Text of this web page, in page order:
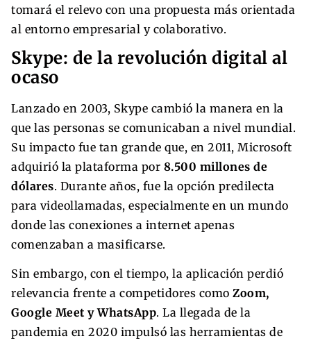
tomará el relevo con una propuesta más orientada
al entorno empresarial y colaborativo.
Skype: de la revolución digital al
ocaso
Lanzado en 2003, Skype cambió la manera en la
que las personas se comunicaban a nivel mundial.
Su impacto fue tan grande que, en 2011, Microsoft
adquirió la plataforma por 8.500 millones de
dólares. Durante años, fue la opción predilecta
para videollamadas, especialmente en un mundo
donde las conexiones a internet apenas
comenzaban a masificarse.
Sin embargo, con el tiempo, la aplicación perdió
relevancia frente a competidores como Zoom,
Google Meet y WhatsApp. La llegada de la
pandemia en 2020 impulsó las herramientas de